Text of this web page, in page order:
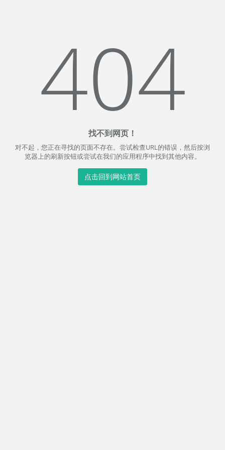
404
找不到网页！
对不起，您正在寻找的页面不存在。尝试检查URL的错误，然后按浏
览器上的刷新按钮或尝试在我们的应用程序中找到其他内容。
点击回到网站首页